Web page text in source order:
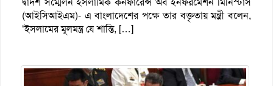
(আইসিআইএম)- এ বাংলাদেশের পক্ষে তার বক্তৃতায় মন্ত্রী বলেন,
‘ইসলামের মূলমন্ত্র যে শান্তি, […]